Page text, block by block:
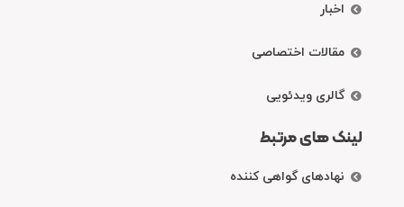
اخبار
مقالات اختصاصی
گالری ویدئویی
لینک های مرتبط
نهادهای گواهی کننده